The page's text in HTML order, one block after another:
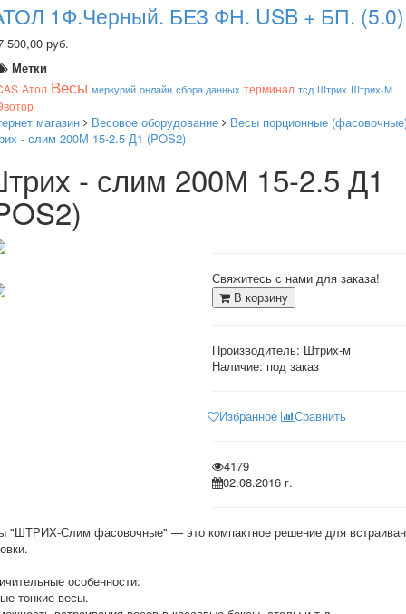
1Ф.Черный. БЕЗ ФН. USB + БП. (5.0)
500,00 руб.
Метки
Атол Весы меркурий онлайн сбора данных терминал тсд Штрих Штрих-М
магазин Весовое оборудование
Весы порционные
- слим 200М 15-2.5 Д1 (POS2)
- слим 200М 15-2.5 Д1
Свяжитесь с нами для заказа!
В корзину
Производитель: Штрих-м
Наличие: под заказ
Избранное Сравнить
4179
02.08.2016 г.
"ШТРИХ-Слим фасовочные" — это компактное решение для
особенности:
тонкие весы.